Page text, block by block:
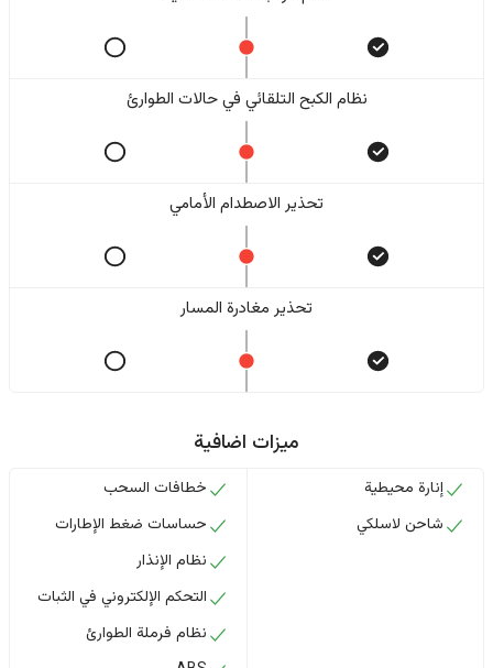
نظام الكبح التلقائي في حالات الطوارئ
تحذير الاصطدام الأمامي
تحذير مغادرة المسار
ميزات اضافية
إنارة محيطية
شاحن لاسلكي
خطافات السحب
حساسات ضغط الإطارات
نظام الإنذار
التحكم الإلكتروني في الثبات
نظام فرملة الطوارئ